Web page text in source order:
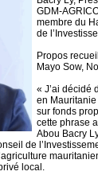
GDM-
membre du
de
Propos
Mayo Sow,
« J’ai décidé
en Mauritanie
sur fonds
cette phrase
Abou Bacry
de
local.